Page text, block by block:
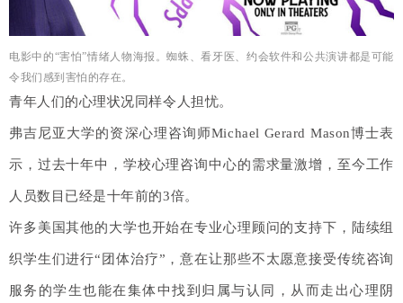
电影中的“害怕”情绪人物海报。蜘蛛、看牙医、约会软件和公共演讲都是可能
令我们感到害怕的存在。
青年人们的心理状况同样令人担忧。
弗吉尼亚大学的资深心理咨询师Michael Gerard Mason博士表
示，过去十年中，学校心理咨询中心的需求量激增，至今工作
人员数目已经是十年前的3倍。
许多美国其他的大学也开始在专业心理顾问的支持下，陆续组
织学生们进行“团体治疗”，意在让那些不太愿意接受传统咨询
服务的学生也能在集体中找到归属与认同，从而走出心理阴